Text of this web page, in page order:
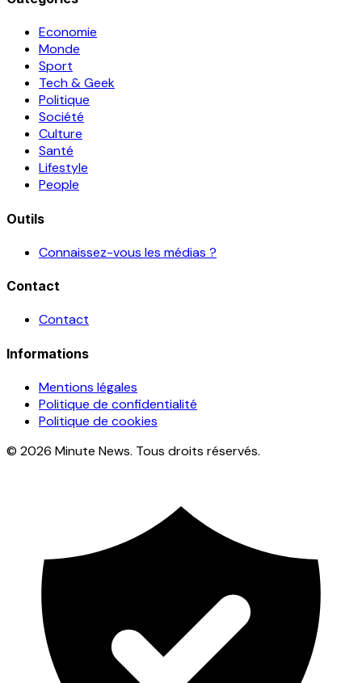
Economie
Monde
Sport
Tech & Geek
Politique
Société
Culture
Santé
Lifestyle
People
Outils
Connaissez-vous les médias ?
Contact
Contact
Informations
Mentions légales
Politique de confidentialité
Politique de cookies
© 2026 Minute News. Tous droits réservés.